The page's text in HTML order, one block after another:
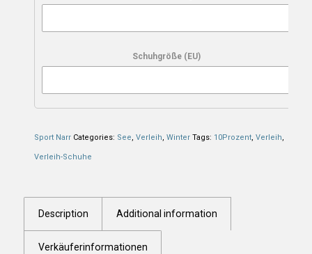
Schuhgröße (EU)
Sport Narr Categories: See, Verleih, Winter Tags: 10Prozent, Verleih,
Verleih-Schuhe
Description Additional information
Verkäuferinformationen